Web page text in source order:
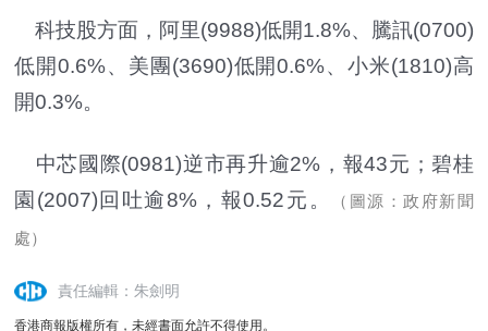
科技股方面，阿里(9988)低開1.8%、騰訊(0700)
低開0.6%、美團(3690)低開0.6%、小米(1810)高
開0.3%。
中芯國際(0981)逆市再升逾2%，報43元；碧桂
園(2007)回吐逾8%，報0.52元。
（圖源：政府新聞
處）
責任編輯：朱劍明
香港商報版權所有，未經書面允許不得使用。